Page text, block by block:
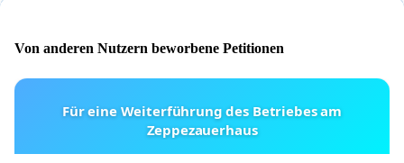
Von anderen Nutzern beworbene Petitionen
Für eine Weiterführung des Betriebes am
Zeppezauerhaus